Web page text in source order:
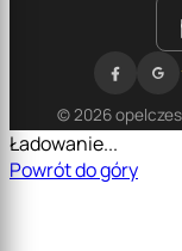
© 2026
Ładowanie...
Powrót do góry